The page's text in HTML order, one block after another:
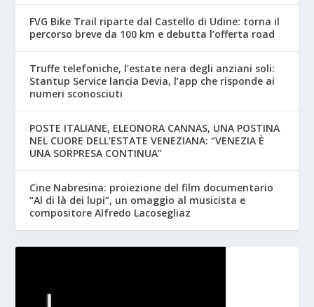
FVG Bike Trail riparte dal Castello di Udine: torna il
percorso breve da 100 km e debutta l’offerta road
Truffe telefoniche, l’estate nera degli anziani soli:
Stantup Service lancia Devia, l’app che risponde ai
numeri sconosciuti
POSTE ITALIANE, ELEONORA CANNAS, UNA POSTINA
NEL CUORE DELL’ESTATE VENEZIANA: “VENEZIA È
UNA SORPRESA CONTINUA”
Cine Nabresina: proiezione del film documentario
“Al di là dei lupi”, un omaggio al musicista e
compositore Alfredo Lacosegliaz